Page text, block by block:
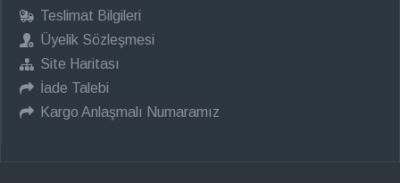
Teslimat Bilgileri
Üyelik Sözleşmesi
Site Haritası
İade Talebi
Kargo Anlaşmalı Numaramız